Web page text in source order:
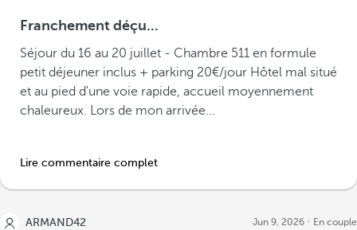
Franchement déçu...
Séjour du 16 au 20 juillet - Chambre 511 en formule
petit déjeuner inclus + parking 20€/jour Hôtel mal situé
et au pied d'une voie rapide, accueil moyennement
chaleureux. Lors de mon arrivée...
Lire commentaire complet
ARMAND42 Jun 9, 2026 En couple